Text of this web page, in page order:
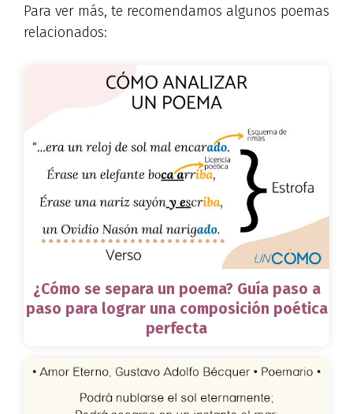
Para ver más, te recomendamos algunos poemas
relacionados:
¿Cómo se separa un poema? Guía paso a
paso para lograr una composición poética
perfecta